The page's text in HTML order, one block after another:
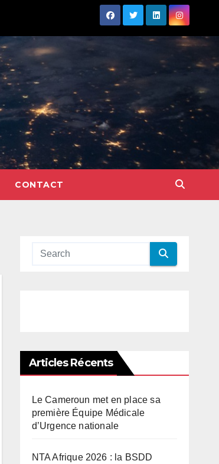
CONTACT
Articles Récents
Le Cameroun met en place sa
première Équipe Médicale
d’Urgence nationale
NTA Afrique 2026 : la BSDD